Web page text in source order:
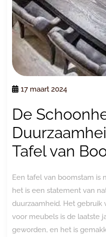
17 maart 2024
De
Tafel van
Een tafel van boomstam is
het is een statement van
duurzaamheid. Het gebruik
voor meubels is de laatste
geworden, en het is